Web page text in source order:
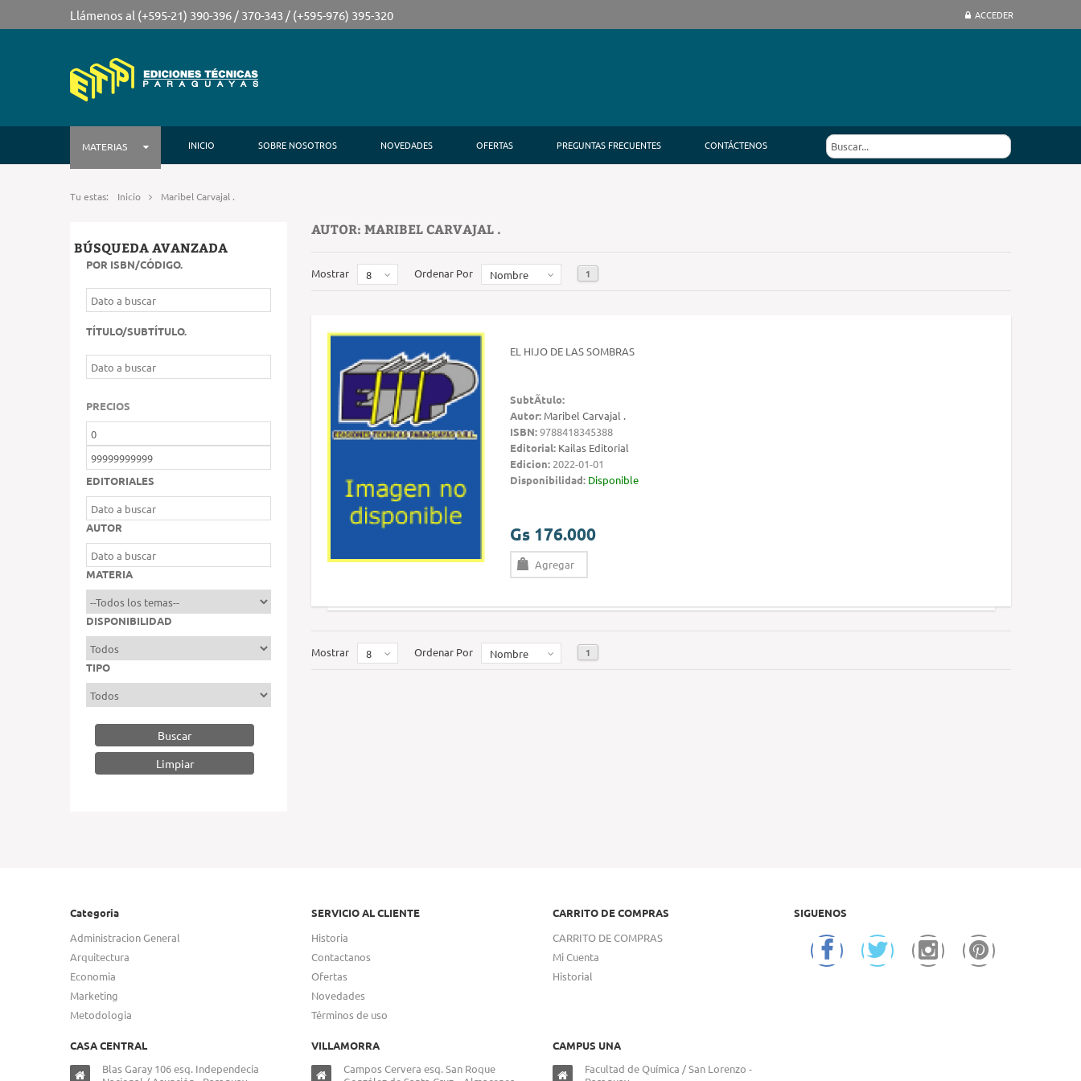
Llámenos al (+595-21) 390-396 / 370-343 / (+595-976) 395-320 ACCEDER
MATERIAS INICIO SOBRE NOSOTROS NOVEDADES OFERTAS PREGUNTAS FRECUENTES CONTÁCTENOS
Tu estas: Inicio Maribel Carvajal .
BÚSQUEDA AVANZADA
POR ISBN/CÓDIGO.
TÍTULO/SUBTÍTULO.
PRECIOS
EDITORIALES
AUTOR
MATERIA
DISPONIBILIDAD
TIPO
Buscar
AUTOR: MARIBEL CARVAJAL .
Mostrar 8 Ordenar Por Nombre 1
EL HIJO DE LAS SOMBRAS
SubtÃ­tulo:
Autor: Maribel Carvajal .
ISBN:9788418345388
Editorial: Kailas Editorial
Edicion: 2022-01-01
Disponibilidad: Disponible
Gs 176.000
Agregar
Mostrar 8 Ordenar Por Nombre 1
Categoria
Administracion General
Arquitectura
Economia
Marketing
Metodologia
SERVICIO AL CLIENTE
Historia
Contactanos
Ofertas
Novedades
Términos de uso
CARRITO DE COMPRAS
CARRITO DE COMPRAS
Mi Cuenta
Historial
SIGUENOS
CASA CENTRAL
Blas Garay 106 esq. Independecia
VILLAMORRA
Campos Cervera esq. San Roque
CAMPUS UNA
Facultad de Química / San Lorenzo -